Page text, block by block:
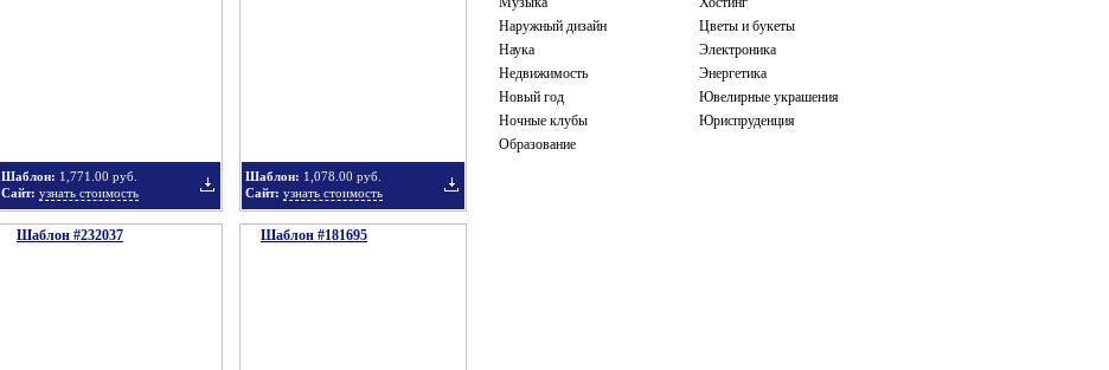
Наружный дизайн
Наука
Недвижимость
Новый год
Ночные клубы
Образование
Цветы и букеты
Электроника
Энергетика
Ювелирные украшения
Юриспруденция
Шаблон: 1,771.00 руб.
Сайт: узнать стоимость
Шаблон: 1,078.00 руб.
Сайт: узнать стоимость
Шаблон #232037 Шаблон #181695